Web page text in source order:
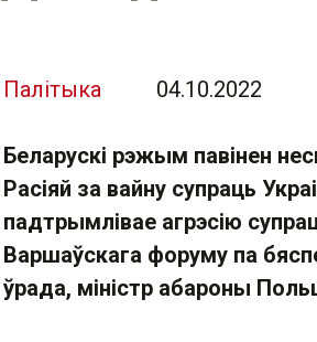
Палітыка 04.10.2022
Беларускі рэжым павінен
Расіяй за вайну супраць
падтрымлівае агрэсію
Варшаўскага форуму па
ўрада, міністр абароны